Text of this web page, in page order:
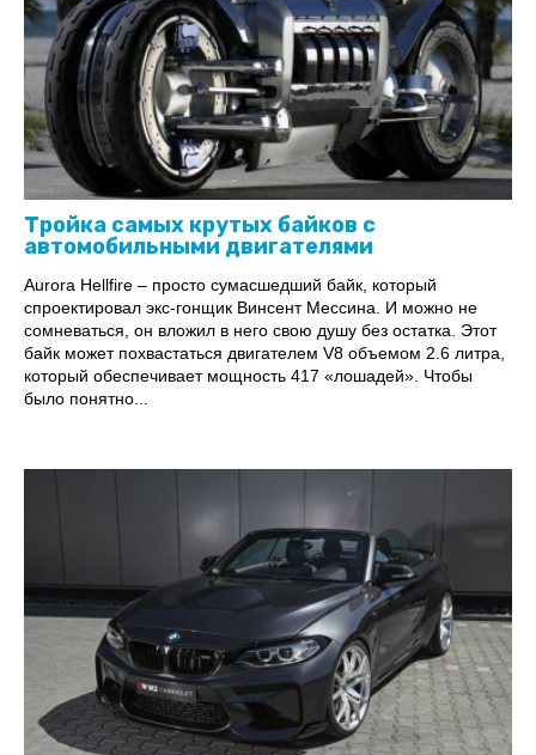
Тройка самых крутых байков с
автомобильными двигателями
Aurora Hellfire – просто сумасшедший байк, который
спроектировал экс-гонщик Винсент Мессина. И можно не
сомневаться, он вложил в него свою душу без остатка. Этот
байк может похвастаться двигателем V8 объемом 2.6 литра,
который обеспечивает мощность 417 «лошадей». Чтобы
было понятно...